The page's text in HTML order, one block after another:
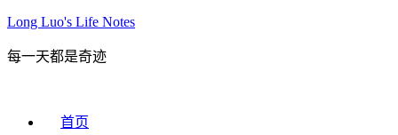
Long Luo's Life Notes
每一天都是奇迹
首页